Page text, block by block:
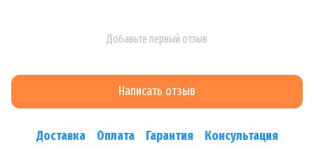
Добавьте первый отзыв
Написать отзыв
Доставка Оплата Гарантия Консультация